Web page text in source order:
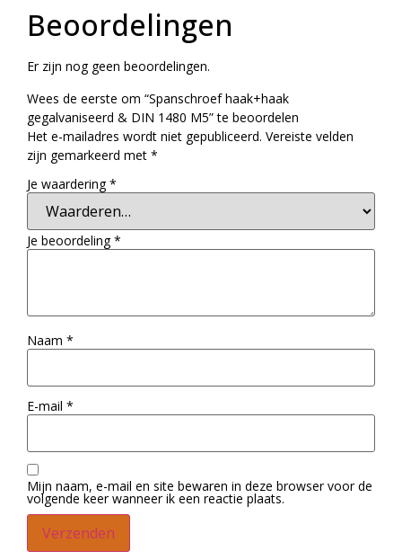
Beoordelingen
Er zijn nog geen beoordelingen.
Wees de eerste om “Spanschroef haak+haak
gegalvaniseerd & DIN 1480 M5” te beoordelen
Het e-mailadres wordt niet gepubliceerd. Vereiste velden
zijn gemarkeerd met *
Je waardering*
Je beoordeling*
Naam *
E-mail *
Mijn naam, e-mail en site bewaren in deze browser voor de
volgende keer wanneer ik een reactie plaats.